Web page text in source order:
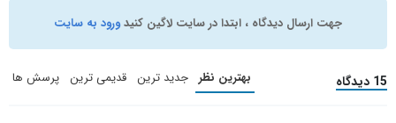
جهت ارسال دیدگاه ، ابتدا در سایت لاگین کنیدورود به سایت
15 دیدگاه بهترین نظر جدید ترین قدیمی ترین پرسش ها